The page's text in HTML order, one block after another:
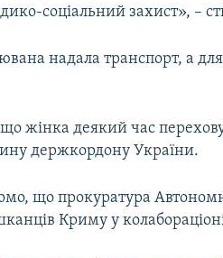
соціальний захист», –
надала транспорт, а
жінка деякий час
держкордону України.
що прокуратура
Криму у